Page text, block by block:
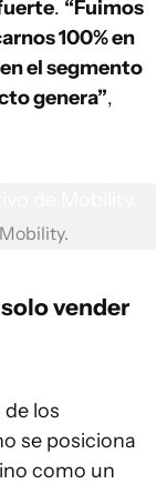
. “Fuimos
100% en
el segmento
genera”,
vender
los
se posiciona
como un